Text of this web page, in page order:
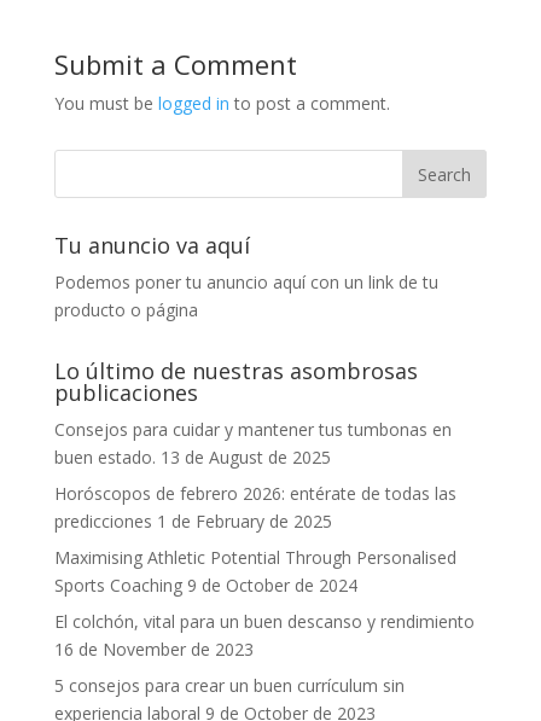
Submit a Comment
You must be logged in to post a comment.
Tu anuncio va aquí
Podemos poner tu anuncio aquí con un link de tu
producto o página
Lo último de nuestras asombrosas
publicaciones
Consejos para cuidar y mantener tus tumbonas en
buen estado. 13 de August de 2025
Horóscopos de febrero 2026: entérate de todas las
predicciones 1 de February de 2025
Maximising Athletic Potential Through Personalised
Sports Coaching 9 de October de 2024
El colchón, vital para un buen descanso y rendimiento
16 de November de 2023
5 consejos para crear un buen currículum sin
experiencia laboral 9 de October de 2023